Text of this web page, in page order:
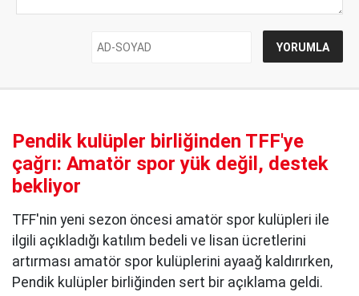
Pendik kulüpler birliğinden TFF'ye
çağrı: Amatör spor yük değil, destek
bekliyor
TFF'nin yeni sezon öncesi amatör spor kulüpleri ile
ilgili açıkladığı katılım bedeli ve lisan ücretlerini
artırması amatör spor kulüplerini ayaağ kaldırırken,
Pendik kulüpler birliğinden sert bir açıklama geldi.